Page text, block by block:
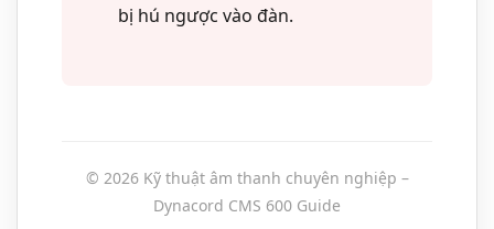
bị hú ngược vào đàn.
© 2026 Kỹ thuật âm thanh chuyên nghiệp –
Dynacord CMS 600 Guide